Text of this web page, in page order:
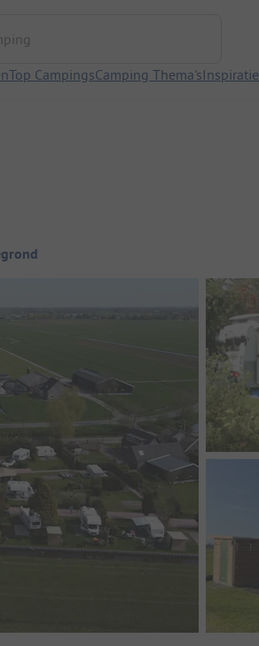
Top CampingsCamping Thema'sInspiratie